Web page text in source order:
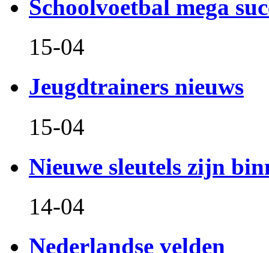
Schoolvoetbal mega
15-04
Jeugdtrainers nieuws
15-04
Nieuwe sleutels zijn
14-04
Nederlandse velden